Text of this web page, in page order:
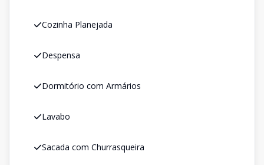
Cozinha Planejada
Despensa
Dormitório com Armários
Lavabo
Sacada com Churrasqueira